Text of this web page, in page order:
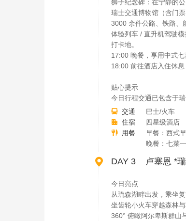
狮子纪念碑：在宁静的
瑞士交通博物馆（含门
3000 余件公路、铁路、
体验列车 / 直升机驾驶
打卡地。
17:00 晚餐，享用中式七
18:00 前往酒店入住休息
贴心提示
今日行程交通已包含于
 交通 巴士/火车
 住宿 四星级酒店
 用餐
早餐：西式
晚餐：七菜
 DAY 3 卢塞恩 *瑞
今日亮点
从琉森湖畔出发，乘坐
坐齿轮小火车穿越森林
360° 俯瞰阿尔卑斯群山